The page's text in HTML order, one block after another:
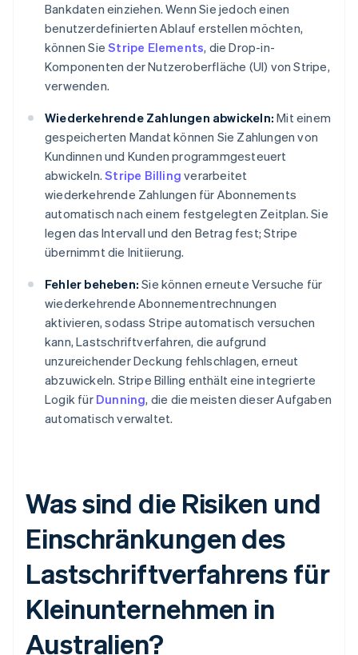
Bankdaten einziehen. Wenn Sie jedoch einen
benutzerdefinierten Ablauf erstellen möchten,
können SieStripe Elements, die Drop-in-
Komponenten der Nutzeroberfläche (UI) von Stripe,
verwenden.
Wiederkehrende Zahlungen abwickeln: Mit einem
gespeicherten Mandat können Sie Zahlungen von
Kundinnen und Kunden programmgesteuert
abwickeln.Stripe Billing verarbeitet
wiederkehrende Zahlungen für Abonnements
automatisch nach einem festgelegten Zeitplan. Sie
legen das Intervall und den Betrag fest; Stripe
übernimmt die Initiierung.
Fehler beheben: Sie können erneute Versuche für
wiederkehrende Abonnementrechnungen
aktivieren, sodass Stripe automatisch versuchen
kann, Lastschriftverfahren, die aufgrund
unzureichender Deckung fehlschlagen, erneut
abzuwickeln. Stripe Billing enthält eine integrierte
Logik für Dunning, die die meisten dieser Aufgaben
automatisch verwaltet.
Was sind die Risiken und
Einschränkungen des
Lastschriftverfahrens für
Kleinunternehmen in
Australien?